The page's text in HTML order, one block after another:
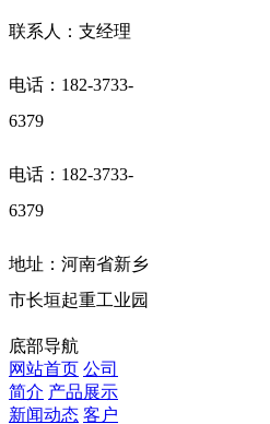
联系人：支经理
电话：182-3733-
6379
电话：182-3733-
6379
地址：河南省新乡
市长垣起重工业园
底部导航
网站首页 公司
简介 产品展示
新闻动态 客户